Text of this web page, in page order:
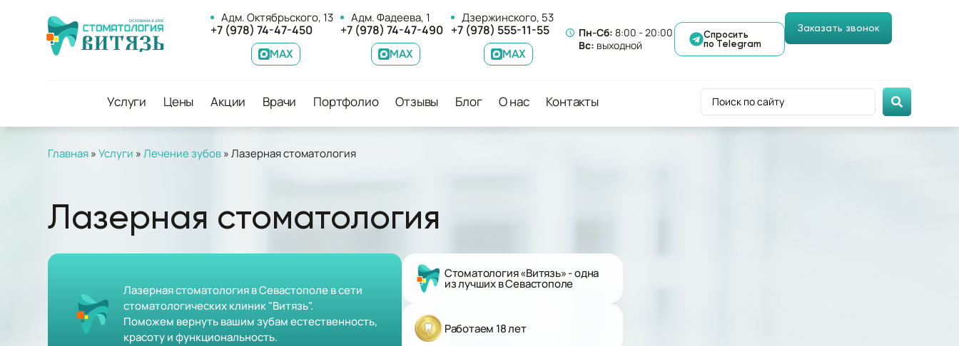
Адм. Октябрьского, 13
+7 (978) 74-47-450
MAX
Адм. Фадеева, 1
+7 (978) 74-47-490
MAX
Дзержинского, 53
+7 (978) 555-11-55
MAX
Пн-Сб: 8:00 - 20:00
Вс: выходной
Спросить
по Telegram
Заказать звонок
Услуги Цены Акции Врачи Портфолио Отзывы Блог О нас Контакты
Главная»Услуги »Лечение зубов»Лазерная стоматология
Лазерная стоматология
Лазерная стоматология в Севастополе в сети
стоматологических клиник "Витязь".
Поможем вернуть вашим зубам естественность,
красоту и функциональность.
Стоматология «Витязь» - одна
из лучших в Севастополе
Работаем 18 лет